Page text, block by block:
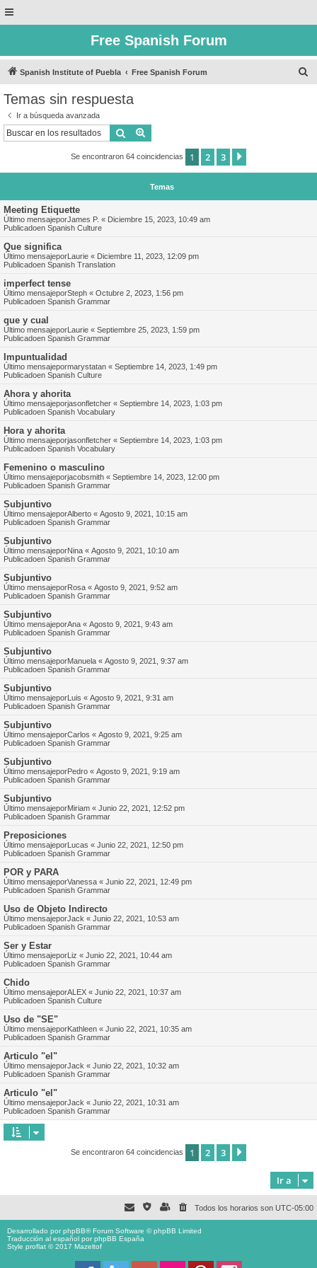
Free Spanish Forum
Spanish Institute of Puebla Free Spanish Forum
Temas sin respuesta
Ir a búsqueda avanzada
Buscar
Se encontraron 64 coincidencias 1 2 3
Temas
Meeting Etiquette
Último mensajeporJames P. « Diciembre 15, 2023, 10:49 am
Publicadoen Spanish Culture
Que significa
Último mensajeporLaurie « Diciembre 11, 2023, 12:09 pm
Publicadoen Spanish Translation
imperfect tense
Último mensajeporSteph « Octubre 2, 2023, 1:56 pm
Publicadoen Spanish Grammar
que y cual
Último mensajeporLaurie « Septiembre 25, 2023, 1:59 pm
Publicadoen Spanish Grammar
Impuntualidad
Último mensajepormarystatan « Septiembre 14, 2023, 1:49 pm
Publicadoen Spanish Culture
Ahora y ahorita
Último mensajeporjasonfletcher « Septiembre 14, 2023, 1:03 pm
Publicadoen Spanish Vocabulary
Hora y ahorita
Último mensajeporjasonfletcher « Septiembre 14, 2023, 1:03 pm
Publicadoen Spanish Vocabulary
Femenino o masculino
Último mensajeporjacobsmith « Septiembre 14, 2023, 12:00 pm
Publicadoen Spanish Grammar
Subjuntivo
Último mensajeporAlberto « Agosto 9, 2021, 10:15 am
Publicadoen Spanish Grammar
Subjuntivo
Último mensajeporNina « Agosto 9, 2021, 10:10 am
Publicadoen Spanish Grammar
Subjuntivo
Último mensajeporRosa « Agosto 9, 2021, 9:52 am
Publicadoen Spanish Grammar
Subjuntivo
Último mensajeporAna « Agosto 9, 2021, 9:43 am
Publicadoen Spanish Grammar
Subjuntivo
Último mensajeporManuela « Agosto 9, 2021, 9:37 am
Publicadoen Spanish Grammar
Subjuntivo
Último mensajeporLuis « Agosto 9, 2021, 9:31 am
Publicadoen Spanish Grammar
Subjuntivo
Último mensajeporCarlos « Agosto 9, 2021, 9:25 am
Publicadoen Spanish Grammar
Subjuntivo
Último mensajeporPedro « Agosto 9, 2021, 9:19 am
Publicadoen Spanish Grammar
Subjuntivo
Último mensajeporMiriam « Junio 22, 2021, 12:52 pm
Publicadoen Spanish Grammar
Preposiciones
Último mensajeporLucas « Junio 22, 2021, 12:50 pm
Publicadoen Spanish Grammar
POR y PARA
Último mensajeporVanessa « Junio 22, 2021, 12:49 pm
Publicadoen Spanish Grammar
Uso de Objeto Indirecto
Último mensajeporJack « Junio 22, 2021, 10:53 am
Publicadoen Spanish Grammar
Ser y Estar
Último mensajeporLiz « Junio 22, 2021, 10:44 am
Publicadoen Spanish Grammar
Chido
Último mensajeporALEX « Junio 22, 2021, 10:37 am
Publicadoen Spanish Culture
Uso de "SE"
Último mensajeporKathleen « Junio 22, 2021, 10:35 am
Publicadoen Spanish Grammar
Articulo "el"
Último mensajeporJack « Junio 22, 2021, 10:32 am
Publicadoen Spanish Grammar
Articulo "el"
Último mensajeporJack « Junio 22, 2021, 10:31 am
Publicadoen Spanish Grammar
Se encontraron 64 coincidencias 1 2 3
Ir a
Todos los horarios son UTC-05:00
Desarrollado porphpBB® Forum Software © phpBB Limited
Traducción al español porphpBB España
Style proflat © 2017 Mazeltof